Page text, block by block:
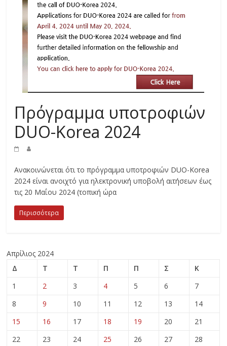
Πρόγραμμα υποτροφιών
DUO-Korea 2024
Ανακοινώνεται ότι το πρόγραμμα υποτροφιών DUO-Korea
2024 είναι ανοιχτό για ηλεκτρονική υποβολή αιτήσεων έως
τις 20 Μαΐου 2024 (τοπική ώρα
Περισσότερα
Απρίλιος 2024
Δ
Τ Τ Π Π Σ
Κ
1
2 3 4 5 6
7
8
9 10 11 12 13
14
15
16 17 18 19 20
21
22
23 24 25 26 27
28